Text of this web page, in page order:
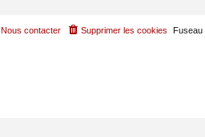
Fuseau
Supprimer les cookies
Nous contacter